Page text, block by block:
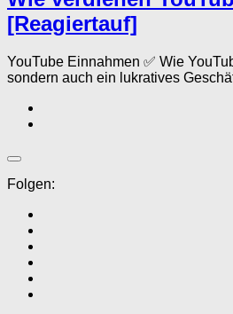
[Reagiertauf]
YouTube Einnahmen ✅ Wie
sondern auch ein lukratives
Folgen: